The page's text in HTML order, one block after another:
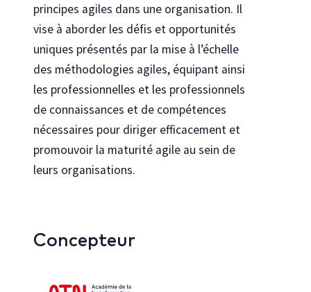
principes agiles dans une organisation. Il
vise à aborder les défis et opportunités
uniques présentés par la mise à l’échelle
des méthodologies agiles, équipant ainsi
les professionnelles et les professionnels
de connaissances et de compétences
nécessaires pour diriger efficacement et
promouvoir la maturité agile au sein de
leurs organisations.
Concepteur
Découvrez comment personnaliser nos formations pour votre
organisation
Programmes
Explorez les programmes en technologies de l’Université Laval
Vous travaillez pour le gouvernement du Québec ? Accéder à votre
catalogue de formation dédié